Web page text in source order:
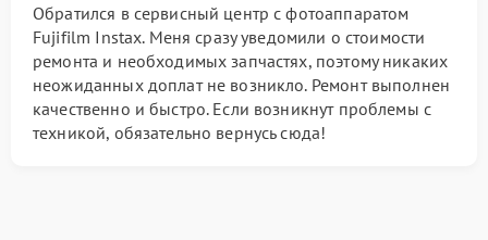
Обратился в сервисный центр с фотоаппаратом
Fujifilm Instax. Меня сразу уведомили о стоимости
ремонта и необходимых запчастях, поэтому никаких
неожиданных доплат не возникло. Ремонт выполнен
качественно и быстро. Если возникнут проблемы с
техникой, обязательно вернусь сюда!